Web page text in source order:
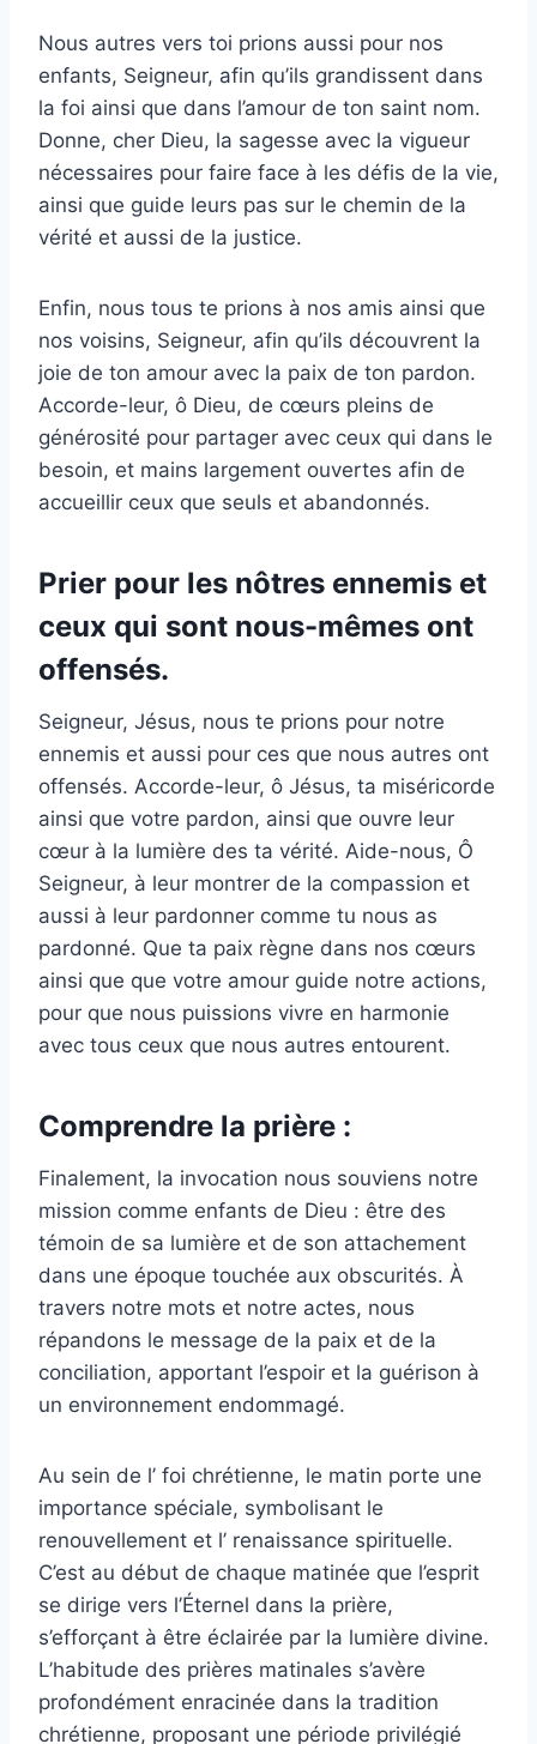
Nous autres vers toi prions aussi pour nos
enfants, Seigneur, afin qu’ils grandissent dans
la foi ainsi que dans l’amour de ton saint nom.
Donne, cher Dieu, la sagesse avec la vigueur
nécessaires pour faire face à les défis de la vie,
ainsi que guide leurs pas sur le chemin de la
vérité et aussi de la justice.
Enfin, nous tous te prions à nos amis ainsi que
nos voisins, Seigneur, afin qu’ils découvrent la
joie de ton amour avec la paix de ton pardon.
Accorde-leur, ô Dieu, de cœurs pleins de
générosité pour partager avec ceux qui dans le
besoin, et mains largement ouvertes afin de
accueillir ceux que seuls et abandonnés.
Prier pour les nôtres ennemis et
ceux qui sont nous-mêmes ont
offensés.
Seigneur, Jésus, nous te prions pour notre
ennemis et aussi pour ces que nous autres ont
offensés. Accorde-leur, ô Jésus, ta miséricorde
ainsi que votre pardon, ainsi que ouvre leur
cœur à la lumière des ta vérité. Aide-nous, Ô
Seigneur, à leur montrer de la compassion et
aussi à leur pardonner comme tu nous as
pardonné. Que ta paix règne dans nos cœurs
ainsi que que votre amour guide notre actions,
pour que nous puissions vivre en harmonie
avec tous ceux que nous autres entourent.
Comprendre la prière :
Finalement, la invocation nous souviens notre
mission comme enfants de Dieu : être des
témoin de sa lumière et de son attachement
dans une époque touchée aux obscurités. À
travers notre mots et notre actes, nous
répandons le message de la paix et de la
conciliation, apportant l’espoir et la guérison à
un environnement endommagé.
Au sein de l’ foi chrétienne, le matin porte une
importance spéciale, symbolisant le
renouvellement et l’ renaissance spirituelle.
C’est au début de chaque matinée que l’esprit
se dirige vers l’Éternel dans la prière,
s’efforçant à être éclairée par la lumière divine.
L’habitude des prières matinales s’avère
profondément enracinée dans la tradition
chrétienne, proposant une période privilégié